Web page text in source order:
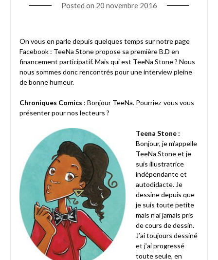
Posted on 20 novembre 2016
On vous en parle depuis quelques temps sur notre page
Facebook : TeeNa Stone propose sa première B.D en
financement participatif. Mais qui est TeeNa Stone ? Nous
nous sommes donc rencontrés pour une interview pleine
de bonne humeur.
Chroniques Comics : Bonjour TeeNa. Pourriez-vous vous
présenter pour nos lecteurs ?
Teena Stone :
Bonjour, je m’appelle
TeeNa Stone et je
suis illustratrice
indépendante et
autodidacte. Je
dessine depuis que
je suis toute petite
mais n’ai jamais pris
de cours de dessin.
J’ai toujours dessiné
et j’ai progressé
toute seule, en